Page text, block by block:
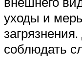
уходы и
соблюдать